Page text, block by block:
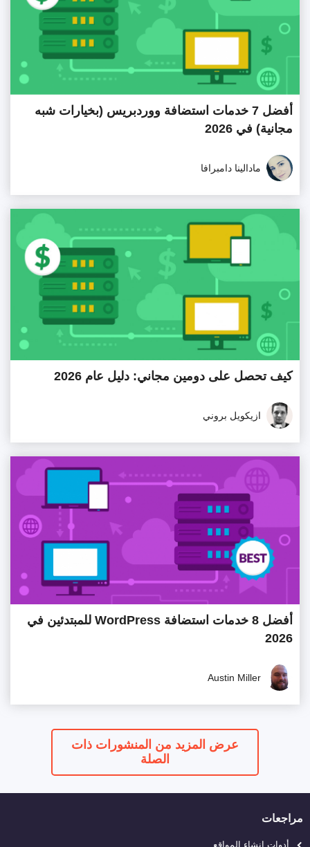
أفضل 7 خدمات استضافة ووردبريس (بخيارات شبه
مجانية) في 2026
مادالينا دامبرافا
كيف تحصل على دومين مجاني: دليل عام 2026
ازيكويل بروني
أفضل 8 خدمات استضافة WordPress للمبتدئين في
2026
Austin Miller
عرض المزيد من المنشورات ذات
الصلة
مراجعات
أدوات إنشاء المواقع